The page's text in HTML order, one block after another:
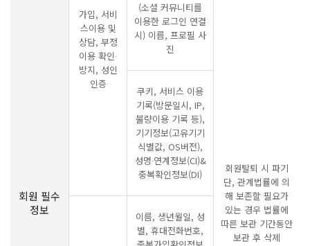
회원 필수
정보
가입, 서비
스이용 및
상담, 부정
이용 확인∙
방지, 성인
인증
회원탈퇴 시 파기
단, 관계법률에 의
해 보존할 필요가
있는 경우 법률에
따른 보관 기간동안
보관 후 삭제
(소셜 커뮤니티를
이용한 로그인 연결
시) 이름, 프로필 사
진
쿠키, 서비스 이용
기록(방문일시, IP,
불량이용 기록 등),
기기정보(고유기기
식별값, OS버전),
성명∙연계정보(CI)&
중복확인정보(DI)
이름, 생년월일, 성
별, 휴대전화번호,